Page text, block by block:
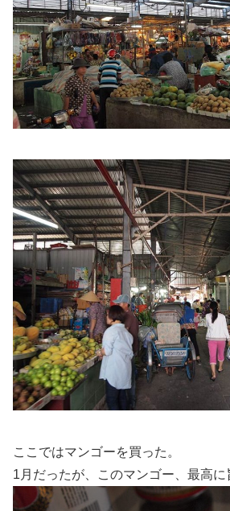
ここではマンゴーを買った。
1月だったが、このマンゴー、最高に